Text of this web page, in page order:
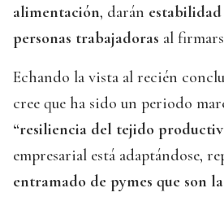
alimentación, darán estabilidad
personas trabajadoras al
Echando la vista al recién
cree que ha sido un periodo
“resiliencia del tejido
empresarial está adaptándose,
entramado de pymes que son